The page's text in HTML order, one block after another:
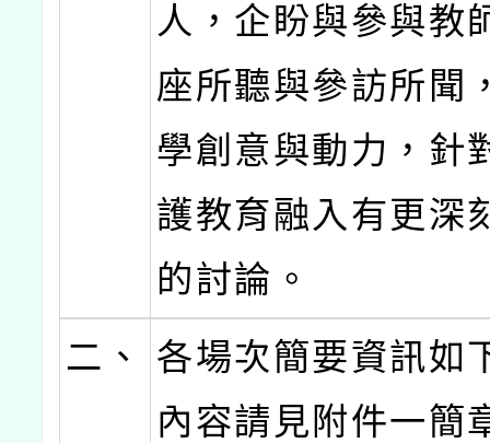
人，企盼與參與教
座所聽與參訪所聞
學創意與動力，針
護教育融入有更深
的討論。
二、
各場次簡要資訊如
內容請見附件一簡